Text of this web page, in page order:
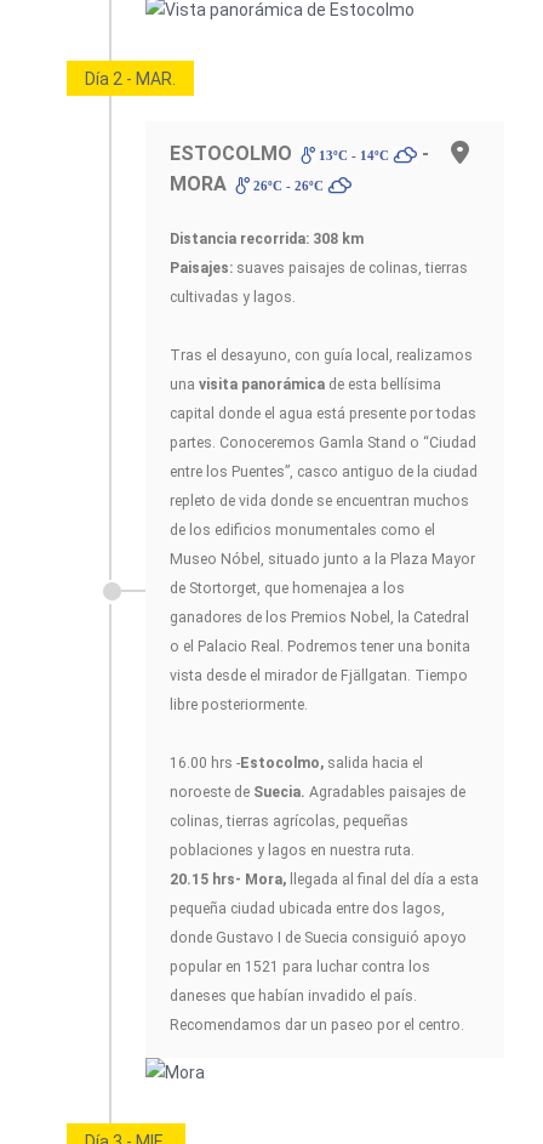
Día 2 - MAR.
ESTOCOLMO 13ºC - 14ºC
-
MORA
26ºC - 26ºC
Distancia recorrida: 308 km
Paisajes: suaves paisajes de colinas, tierras
cultivadas y lagos.
Tras el desayuno, con guía local, realizamos
una visita panorámica de esta bellísima
capital donde el agua está presente por todas
partes. Conoceremos Gamla Stand o “Ciudad
entre los Puentes”, casco antiguo de la ciudad
repleto de vida donde se encuentran muchos
de los edificios monumentales como el
Museo Nóbel, situado junto a la Plaza Mayor
de Stortorget, que homenajea a los
ganadores de los Premios Nobel, la Catedral
o el Palacio Real. Podremos tener una bonita
vista desde el mirador de Fjällgatan. Tiempo
libre posteriormente.
16.00 hrs -Estocolmo, salida hacia el
noroeste de Suecia. Agradables paisajes de
colinas, tierras agrícolas, pequeñas
poblaciones y lagos en nuestra ruta.
20.15 hrs- Mora, llegada al final del día a esta
pequeña ciudad ubicada entre dos lagos,
donde Gustavo I de Suecia consiguió apoyo
popular en 1521 para luchar contra los
daneses que habían invadido el país.
Recomendamos dar un paseo por el centro.